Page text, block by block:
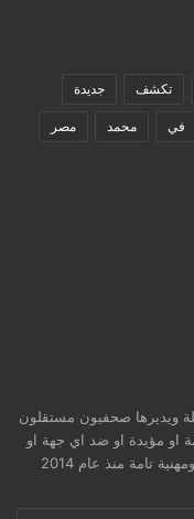
تكشف جديدة
في محمد مصر
ويديرها صحفيون مستقلون
او مؤيدة او ضد اي جهة او
تامة منذ عام 2014